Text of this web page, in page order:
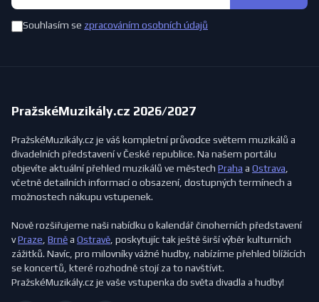
Souhlasím se zpracováním osobních údajů
PražskéMuzikály.cz 2026/2027
PražskéMuzikály.cz je váš kompletní průvodce světem muzikálů a
divadelních představení v České republice. Na našem portálu
objevíte aktuální přehled muzikálů ve městech Praha a Ostrava
včetně detailních informací o obsazení, dostupných termínech a
možnostech nákupu vstupenek.
Nově rozšiřujeme naši nabídku o kalendář činoherních představení
vPraze Brněa Ostravě , poskytujíc tak ještě širší výběr kulturních
zážitků. Navíc, pro milovníky vážné hudby, nabízíme přehled blížících
se koncertů, které rozhodně stojí za to navštívit.
PražskéMuzikály.cz je vaše vstupenka do světa divadla a hudby!